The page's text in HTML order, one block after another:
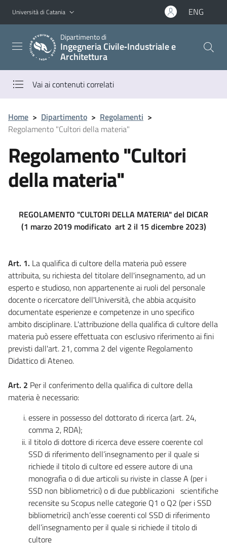
Vai al contenuto principale
Vai al menu di navigazione
Università di Catania ENG
Dipartimento di
Ingegneria Civile‑Industriale e
Architettura
Vai ai contenuti correlati
Home > Dipartimento > Regolamenti >
Regolamento "Cultori della materia"
Regolamento "Cultori
della materia"
REGOLAMENTO "CULTORI DELLA MATERIA" del DICAR
(1 marzo 2019 modificato art 2 il 15 dicembre 2023)
Art. 1. La qualifica di cultore della materia può essere
attribuita, su richiesta del titolare dell'insegnamento, ad un
esperto e studioso, non appartenente ai ruoli del personale
docente o ricercatore dell'Università, che abbia acquisito
documentate esperienze e competenze in uno specifico
ambito disciplinare. L'attribuzione della qualifica di cultore della
materia può essere effettuata con esclusivo riferimento ai fini
previsti dall'art. 21, comma 2 del vigente Regolamento
Didattico di Ateneo.
Art. 2 Per il conferimento della qualifica di cultore della
materia è necessario:
essere in possesso del dottorato di ricerca (art. 24,
comma 2, RDA);
il titolo di dottore di ricerca deve essere coerente col
SSD di riferimento dell’insegnamento per il quale si
richiede il titolo di cultore ed essere autore di una
monografia o di due articoli su riviste in classe A (per i
SSD non bibliometrici) o di due pubblicazioni scientifiche
recensite su Scopus nelle categorie Q1 o Q2 (per i SSD
bibliometrici) anch’esse coerenti col SSD di riferimento
dell’insegnamento per il quale si richiede il titolo di
cultore